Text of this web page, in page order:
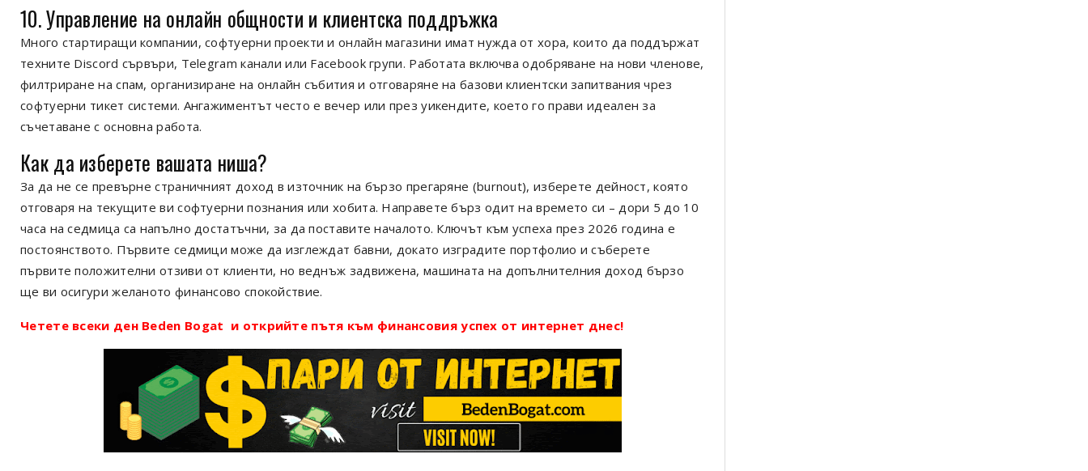
10. Управление на онлайн общности и клиентска поддръжка
Много стартиращи компании, софтуерни проекти и онлайн магазини имат нужда от хора, които да поддържат
техните Discord сървъри, Telegram канали или Facebook групи. Работата включва одобряване на нови членове,
филтриране на спам, организиране на онлайн събития и отговаряне на базови клиентски запитвания чрез
софтуерни тикет системи. Ангажиментът често е вечер или през уикендите, което го прави идеален за
съчетаване с основна работа.
Как да изберете вашата ниша?
За да не се превърне страничният доход в източник на бързо прегаряне (burnout), изберете дейност, която
отговаря на текущите ви софтуерни познания или хобита. Направете бърз одит на времето си – дори 5 до 10
часа на седмица са напълно достатъчни, за да поставите началото. Ключът към успеха през 2026 година е
постоянството. Първите седмици може да изглеждат бавни, докато изградите портфолио и съберете
първите положителни отзиви от клиенти, но веднъж задвижена, машината на допълнителния доход бързо
ще ви осигури желаното финансово спокойствие.
Четете всеки ден Beden Bogat и открийте пътя към финансовия успех от интернет днес!